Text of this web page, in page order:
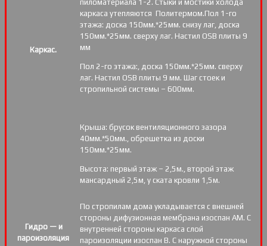
Каркас.
пиломатериала 1-2. Стыки и мостики холода
каркаса утепляются Политермом.Пол 1-го
этажа: доска 150мм.*25мм. снизу лаг, доска
150мм.*25мм. сверху лаг. Настил OSB плиты 9
мм
Пол 2-го этажа:, доска 150мм.*25мм. сверху
лаг. Настил OSB плиты 9 мм. Шаг стоек и
стропильной системы – 600мм.
Крыша: брусок вентиляционного зазора
40мм.*50мм., обрешетка из доски
150мм.*25мм.
Высота: первый этаж – 2,5м., второй этаж
мансардный 2,5м, у ската кровли 1,5м.
Гидро — и
пароизоляция
По стропилам дома укладывается с внешней
стороны дифузионная мембрана изоспан АМ. С
внутренней стороны каркаса слой
пароизоляции изоспан В. С наружной стороны